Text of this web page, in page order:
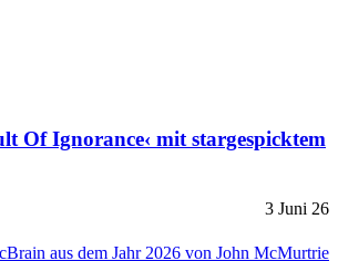
Of Ignorance‹ mit stargespicktem
3 Juni 26